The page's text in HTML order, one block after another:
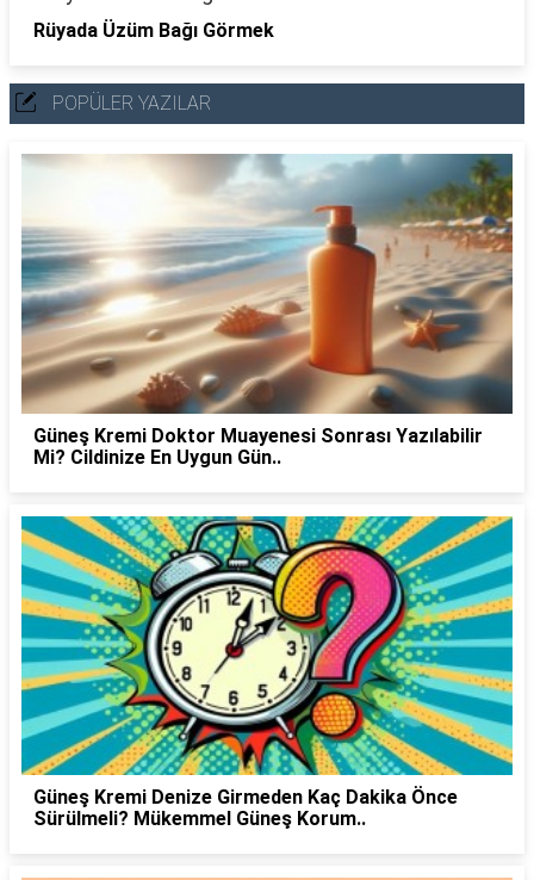
Rüyada Üzüm Bağı Görmek
POPÜLER YAZILAR
Güneş Kremi Doktor Muayenesi Sonrası Yazılabilir
Mi? Cildinize En Uygun Gün..
Güneş Kremi Denize Girmeden Kaç Dakika Önce
Sürülmeli? Mükemmel Güneş Korum..